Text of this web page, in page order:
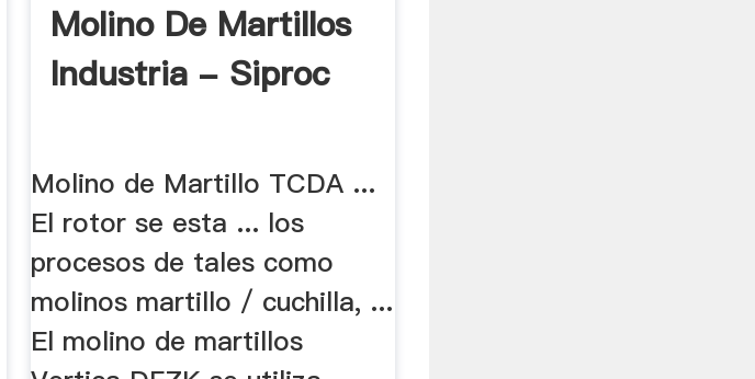
Molino De Martillos
Industria - Siproc
Molino de Martillo TCDA ...
El rotor se esta ... los
procesos de tales como
molinos martillo / cuchilla, ...
El molino de martillos